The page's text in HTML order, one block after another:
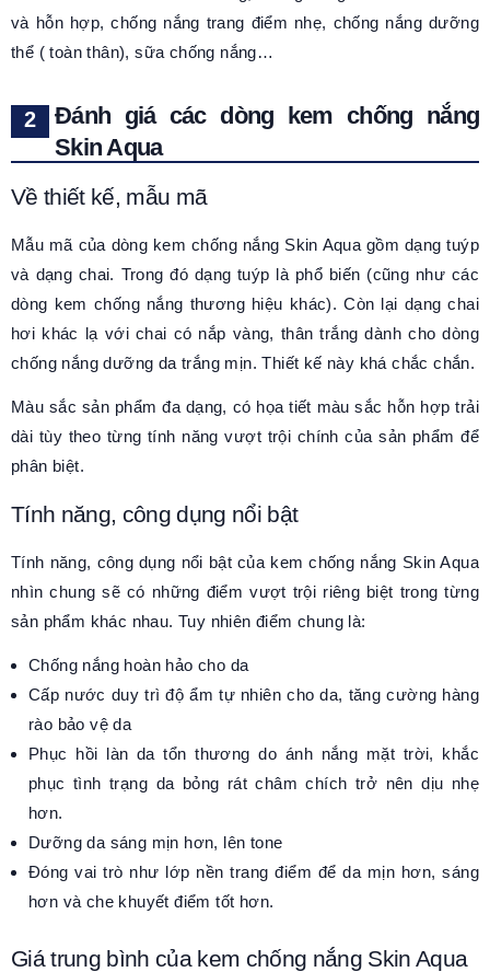
và hỗn hợp, chống nắng trang điểm nhẹ, chống nắng dưỡng
thể ( toàn thân), sữa chống nắng…
Đánh giá các dòng kem chống nắng
Skin Aqua
Về thiết kế, mẫu mã
Mẫu mã của dòng kem chống nắng Skin Aqua gồm dạng tuýp
và dạng chai. Trong đó dạng tuýp là phổ biến (cũng như các
dòng kem chống nắng thương hiệu khác). Còn lại dạng chai
hơi khác lạ với chai có nắp vàng, thân trắng dành cho dòng
chống nắng dưỡng da trắng mịn. Thiết kế này khá chắc chắn.
Màu sắc sản phẩm đa dạng, có họa tiết màu sắc hỗn hợp trải
dài tùy theo từng tính năng vượt trội chính của sản phẩm để
phân biệt.
Tính năng, công dụng nổi bật
Tính năng, công dụng nổi bật của kem chống nắng Skin Aqua
nhìn chung sẽ có những điểm vượt trội riêng biệt trong từng
sản phẩm khác nhau. Tuy nhiên điểm chung là:
Chống nắng hoàn hảo cho da
Cấp nước duy trì độ ẩm tự nhiên cho da, tăng cường hàng
rào bảo vệ da
Phục hồi làn da tổn thương do ánh nắng mặt trời, khắc
phục tình trạng da bỏng rát châm chích trở nên dịu nhẹ
hơn.
Dưỡng da sáng mịn hơn, lên tone
Đóng vai trò như lớp nền trang điểm để da mịn hơn, sáng
hơn và che khuyết điểm tốt hơn.
Giá trung bình của kem chống nắng Skin Aqua